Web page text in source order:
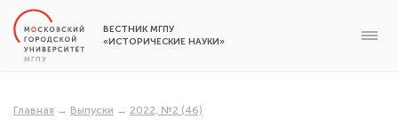
ВЕСТНИК МГПУ
«ИСТОРИЧЕСКИЕ НАУКИ»
Главная → Выпуски → 2022, №2 (46)